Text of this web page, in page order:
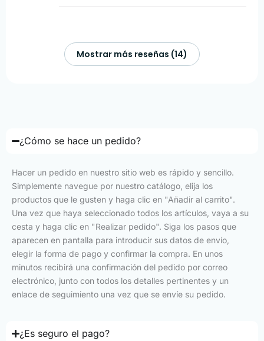
Mostrar más reseñas (14)
¿Cómo se hace un pedido?
Hacer un pedido en nuestro sitio web es rápido y sencillo.
Simplemente navegue por nuestro catálogo, elija los
productos que le gusten y haga clic en "Añadir al carrito".
Una vez que haya seleccionado todos los artículos, vaya a su
cesta y haga clic en "Realizar pedido". Siga los pasos que
aparecen en pantalla para introducir sus datos de envío,
elegir la forma de pago y confirmar la compra. En unos
minutos recibirá una confirmación del pedido por correo
electrónico, junto con todos los detalles pertinentes y un
enlace de seguimiento una vez que se envíe su pedido.
¿Es seguro el pago?